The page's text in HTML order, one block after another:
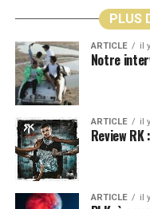
PLUS
ARTICLE il
Notre
ARTICLE il
Review
ARTICLE il